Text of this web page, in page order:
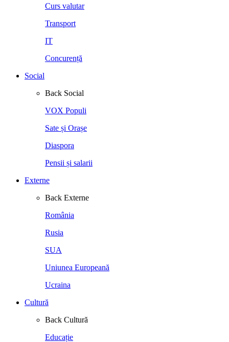
Curs valutar
Transport
IT
Concurență
Social
Back Social
VOX Populi
Sate și Orașe
Diaspora
Pensii și salarii
Externe
Back Externe
România
Rusia
SUA
Uniunea Europeană
Ucraina
Cultură
Back Cultură
Educație